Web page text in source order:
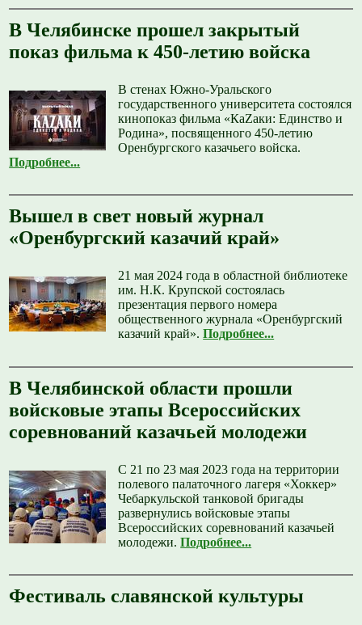
В Челябинске прошел закрытый
показ фильма к 450-летию войска
В стенах Южно-Уральского
государственного университета состоялся
кинопоказ фильма «КаZаки: Единство и
Родина», посвященного 450-летию
Оренбургского казачьего войска.
Подробнее...
Вышел в свет новый журнал
«Оренбургский казачий край»
21 мая 2024 года в областной библиотеке
им. Н.К. Крупской состоялась
презентация первого номера
общественного журнала «Оренбургский
казачий край».Подробнее...
В Челябинской области прошли
войсковые этапы Всероссийских
соревнований казачьей молодежи
С 21 по 23 мая 2023 года на территории
полевого палаточного лагеря «Хоккер»
Чебаркульской танковой бригады
развернулись войсковые этапы
Всероссийских соревнований казачьей
молодежи.Подробнее...
Фестиваль славянской культуры